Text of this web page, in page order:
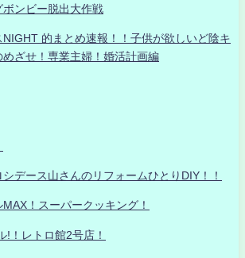
ンビー脱出大作戦
NIGHT 的まとめ速報！！子供が欲しいど陰キ
めざせ！専業主婦！婚活計画編
デース山さんのリフォームひとりDIY！！
！スーパークッキング！
!！レトロ館2号店！